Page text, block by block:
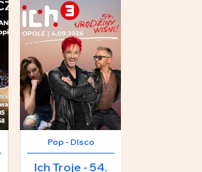
Pop - DIsco
Ich Troje - 54.